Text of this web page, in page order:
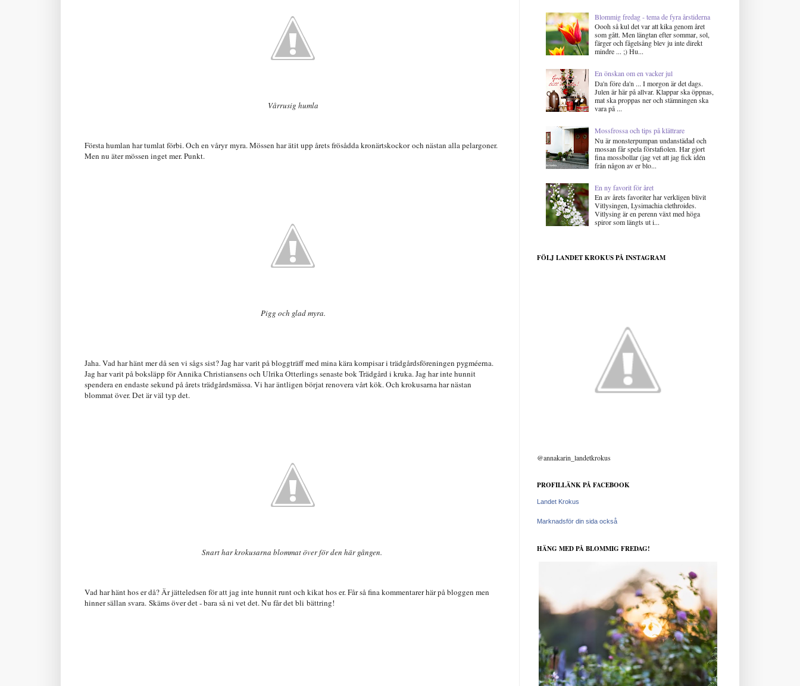
Vårrusig humla
Första humlan har tumlat förbi. Och en våryrmyra. Mössen har ätit upp årets frösådda kronärtskockor och nästan alla pelargoner.
Men nu äter mössen inget mer. Punkt.
Pigg och glad myra.
Jaha. Vad har hänt mer då sen vi sågs sist? Jag har varit på bloggträff med mina kära kompisar i trädgårdsföreningen pygméerna.
Jag har varit på boksläpp för Annika Christiansens och Ulrika Otterlings senaste bok Trädgård i kruka. Jag har inte hunnit
spendera en endaste sekund på årets trädgårdsmässa. Vi har äntligen börjat renovera vårt kök. Och krokusarna har nästan
blommat över. Det är väl typ det.
Snart har krokusarna blommat över för den här gången.
Vad har hänt hos er då? Är jätteledsen för att jag inte hunnit runt och kikat hos er. Får så fina kommentarer här på bloggen men
hinner sällan svara. Skämsöver det - bara så ni vet det. Nu får det bli bättring!
Blommig fredag - tema de fyra årstiderna
Oooh så kul det var att kika genom året
som gått. Men längtan efter sommar, sol,
färger och fågelsång blev ju inte direkt
mindre ... ;) Hu...
En önskan om en vacker jul
Da'n före da'n ... I morgon är det dags.
Julen är här på allvar. Klappar ska öppnas,
mat ska proppas ner och stämningen ska
vara på ...
Mossfrossa och tips på klättrare
Nu är monsterpumpan undanstädad och
mossan får spela förstafiolen. Har gjort
fina mossbollar (jag vet att jag fick idén
från någon av er blo...
En ny favorit för året
En av årets favoriter har verkligen blivit
Vitlysingen, Lysimachia clethroides.
Vitlysing är en perenn växt med höga
spiror som längts ut i...
FÖLJ LANDET KROKUS PÅ INSTAGRAM
@annakarin_landetkrokus
PROFILLÄNK PÅ FACEBOOK
Landet Krokus
Marknadsför din sida också
HÄNG MED PÅ BLOMMIG FREDAG!